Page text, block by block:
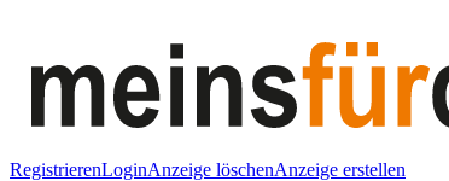
RegistrierenLoginAnzeige löschenAnzeige erstellen